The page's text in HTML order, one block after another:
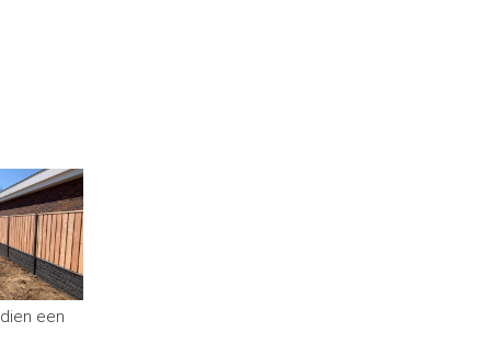
een